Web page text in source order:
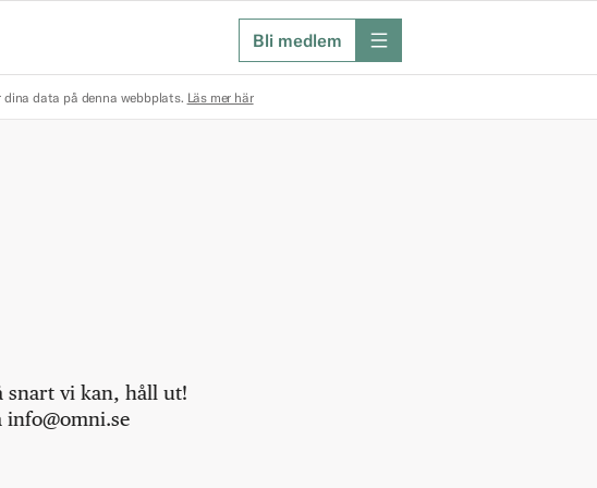
Bli medlem meny
data på denna webbplats. Läs mer här
snart vi kan, håll ut!